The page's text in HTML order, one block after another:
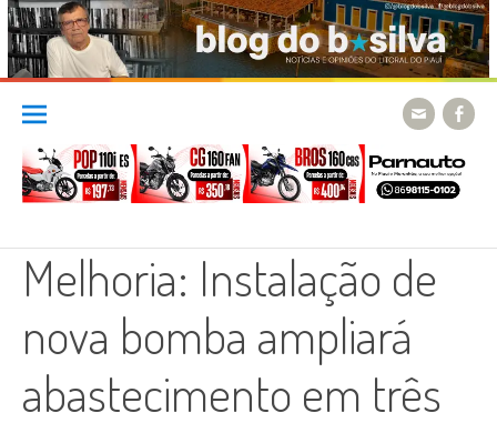
Skip
content
Melhoria: Instalação de
nova bomba ampliará
abastecimento em três